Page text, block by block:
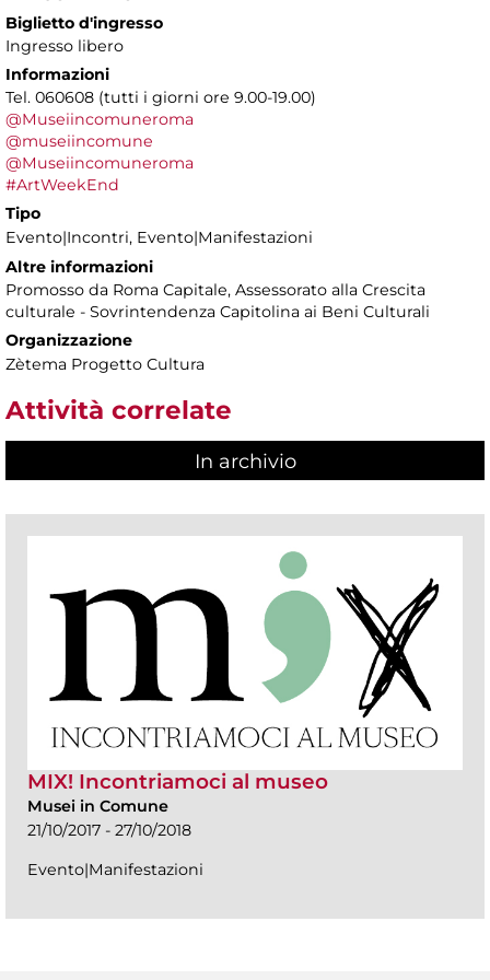
Biglietto d'ingresso
Ingresso libero
Informazioni
Tel. 060608 (tutti i giorni ore 9.00-19.00)
@Museiincomuneroma
@museiincomune
@Museiincomuneroma
#ArtWeekEnd
Tipo
Evento|Incontri, Evento|Manifestazioni
Altre informazioni
Promosso da Roma Capitale, Assessorato alla Crescita
culturale - Sovrintendenza Capitolina ai Beni Culturali
Organizzazione
Zètema Progetto Cultura
Attività correlate
In archivio
MIX! Incontriamoci al museo
Musei in Comune
21/10/2017 - 27/10/2018
Evento|Manifestazioni